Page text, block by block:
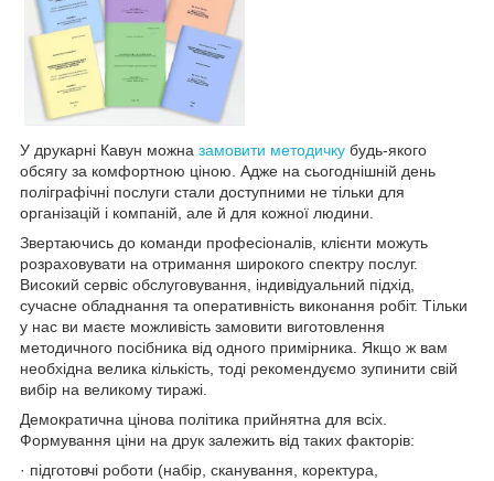
У друкарні Кавун можна замовити методичку будь-якого
обсягу за комфортною ціною. Адже на сьогоднішній день
поліграфічні послуги стали доступними не тільки для
організацій і компаній, але й для кожної людини.
Звертаючись до команди професіоналів, клієнти можуть
розраховувати на отримання широкого спектру послуг.
Високий сервіс обслуговування, індивідуальний підхід,
сучасне обладнання та оперативність виконання робіт. Тільки
у нас ви маєте можливість замовити виготовлення
методичного посібника від одного примірника. Якщо ж вам
необхідна велика кількість, тоді рекомендуємо зупинити свій
вибір на великому тиражі.
Демократична цінова політика прийнятна для всіх.
Формування ціни на друк залежить від таких факторів:
· підготовчі роботи (набір, сканування, коректура,